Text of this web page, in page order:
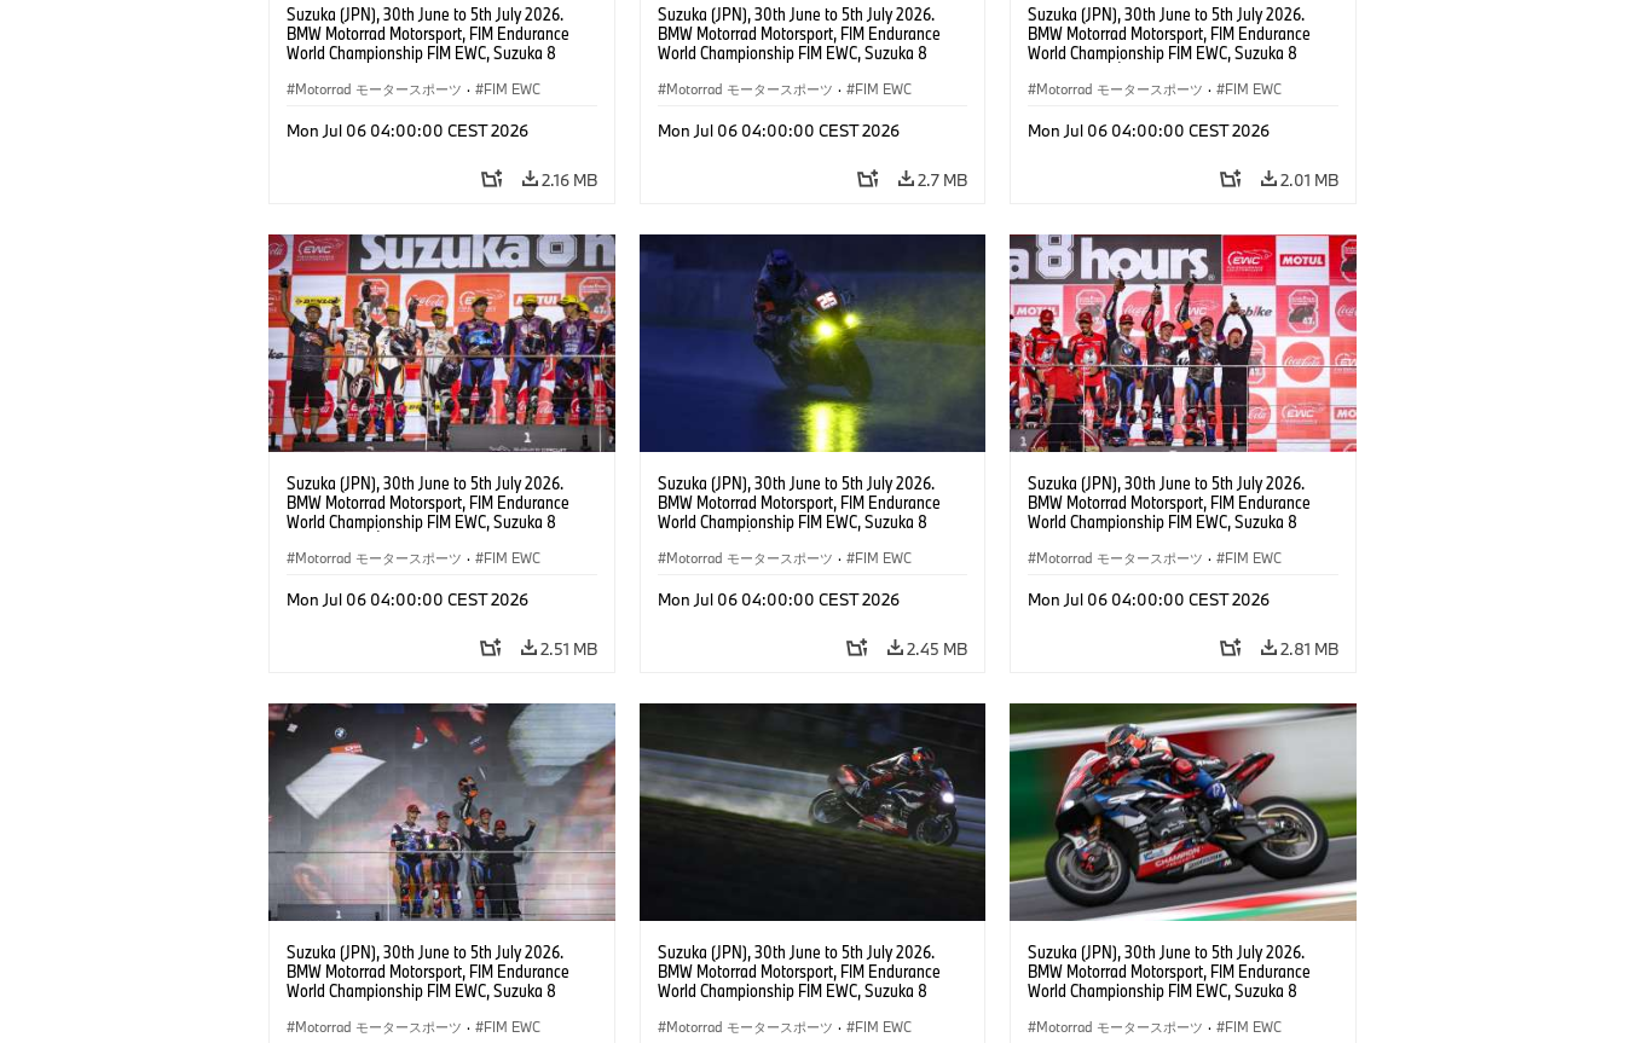
Suzuka (JPN), 30th June to 5th July 2026.
BMW Motorrad Motorsport, FIM Endurance
World Championship FIM EWC, Suzuka 8
Team Japan, AutoRace UBE Racing Team, #76
Sylvain Guintoli (FRA), Christoph Ponsson
Motorrad モータースポーツ · FIM EWC
Mon Jul 06 04:00:00 CEST 2026
2.16 MB
Suzuka (JPN), 30th June to 5th July 2026.
BMW Motorrad Motorsport, FIM Endurance
World Championship FIM EWC, Suzuka 8
Team Japan, AutoRace UBE Racing Team, #76
Sylvain Guintoli (FRA), Christoph Ponsson
Motorrad モータースポーツ · FIM EWC
Mon Jul 06 04:00:00 CEST 2026
2.7 MB
Suzuka (JPN), 30th June to 5th July 2026.
BMW Motorrad Motorsport, FIM Endurance
World Championship FIM EWC, Suzuka 8
Hikari Okubo, Kaito Toba, Motoharu Ito (all
Motorrad モータースポーツ · FIM EWC
Mon Jul 06 04:00:00 CEST 2026
2.01 MB
Suzuka (JPN), 30th June to 5th July 2026.
BMW Motorrad Motorsport, FIM Endurance
World Championship FIM EWC, Suzuka 8
Hikari Okubo, Kaito Toba, Motoharu Ito (all
Motorrad モータースポーツ · FIM EWC
Mon Jul 06 04:00:00 CEST 2026
2.51 MB
Suzuka (JPN), 30th June to 5th July 2026.
BMW Motorrad Motorsport, FIM Endurance
World Championship FIM EWC, Suzuka 8
Hikari Okubo, Kaito Toba, Motoharu Ito (all
Motorrad モータースポーツ · FIM EWC
Mon Jul 06 04:00:00 CEST 2026
2.45 MB
Suzuka (JPN), 30th June to 5th July 2026.
BMW Motorrad Motorsport, FIM Endurance
World Championship FIM EWC, Suzuka 8
#37 BMW M 1000 RR, Markus Reiterberger
Odendaal (RSA), EWC class.
Motorrad モータースポーツ · FIM EWC
Mon Jul 06 04:00:00 CEST 2026
2.81 MB
Suzuka (JPN), 30th June to 5th July 2026.
BMW Motorrad Motorsport, FIM Endurance
World Championship FIM EWC, Suzuka 8
#37 BMW M 1000 RR, Markus Reiterberger
Motorrad モータースポーツ · FIM EWC
Suzuka (JPN), 30th June to 5th July 2026.
BMW Motorrad Motorsport, FIM Endurance
World Championship FIM EWC, Suzuka 8
#37 BMW M 1000 RR, Markus Reiterberger
Motorrad モータースポーツ · FIM EWC
Suzuka (JPN), 30th June to 5th July 2026.
BMW Motorrad Motorsport, FIM Endurance
World Championship FIM EWC, Suzuka 8
#37 BMW M 1000 RR, Markus Reiterberger
Motorrad モータースポーツ · FIM EWC